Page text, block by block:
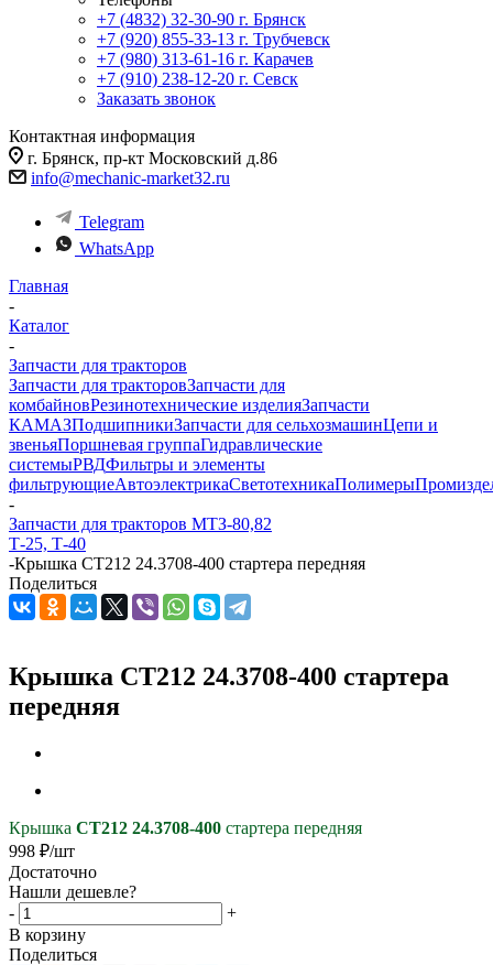
+7 (4832) 32-30-90 г. Брянск
+7 (920) 855-33-13 г. Трубчевск
+7 (980) 313-61-16 г. Карачев
+7 (910) 238-12-20 г. Севск
Заказать звонок
Контактная информация
г. Брянск, пр-кт Московский д.86
info@mechanic-market32.ru
Telegram
WhatsApp
Главная
-
Каталог
-
Запчасти для тракторов
Запчасти для тракторовЗапчасти для
комбайновРезинотехнические изделияЗапчасти
КАМАЗПодшипникиЗапчасти для сельхозмашинЦепи и
звеньяПоршневая группаГидравлические
системыРВДФильтры и элементы
фильтрующиеАвтоэлектрикаСветотехникаПолимеры
-
Запчасти для тракторов МТЗ-80,82
Т-25, Т-40
-Крышка СТ212 24.3708-400 стартера передняя
Поделиться
Крышка СТ212 24.3708-400 стартера
передняя
Крышка СТ212 24.3708-400 стартера передняя
998 ₽/шт
Достаточно
Нашли дешевле?
-
+
В корзину
Поделиться